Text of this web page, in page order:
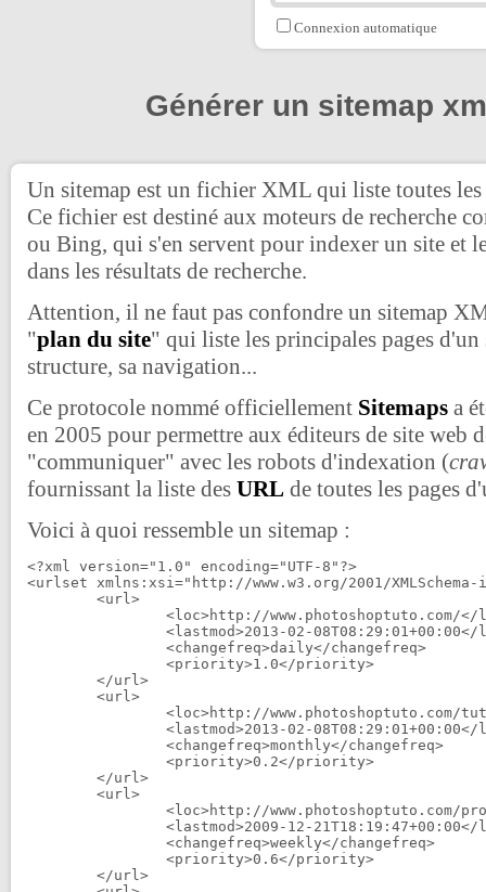
Connexion automatique
Générer un sitemap
Un sitemap est un fichier XML qui liste toutes les
Ce fichier est destiné aux moteurs de recherche
ou Bing, qui s'en servent pour indexer un site et
dans les résultats de recherche.
Attention, il ne faut pas confondre un sitemap
"plan du site" qui liste les principales pages d'un
structure, sa navigation...
Ce protocole nommé officiellement Sitemaps a
en 2005 pour permettre aux éditeurs de site web
"communiquer" avec les robots d'indexation (
fournissant la liste des URL de toutes les pages
Voici à quoi ressemble un sitemap :
<?xml version="1.0" encoding="UTF-8"?>
<urlset xmlns:xsi="http://www.w3.org/2001/